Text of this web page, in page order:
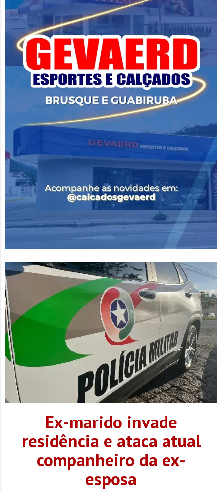
Ex-marido invade
residência e ataca atual
companheiro da ex-
esposa